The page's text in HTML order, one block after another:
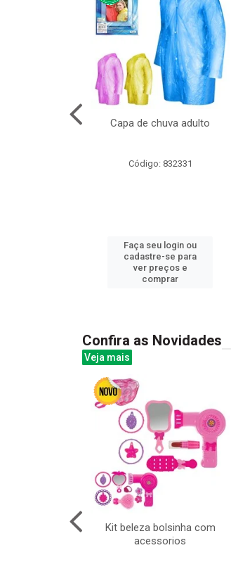
Capa de chuva adulto
Código: 832331
Faça seu login ou
cadastre-se para
ver preços e
comprar
Confira as Novidades
Veja mais
Kit beleza bolsinha com
acessorios